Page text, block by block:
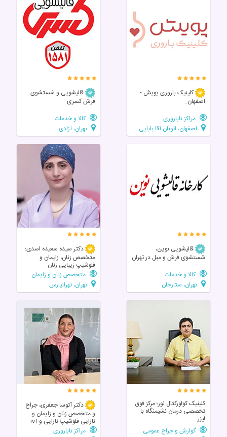
کلینیک باروری پویش -
اصفهان..
مراکز ناباروری
اصفهان، اتوبان آقا بابایی
قالیشویی و شستشوی
فرش کسری
کالا و خدمات
تهران، آزادی
قالیشویی نوین،
شستشوی فرش و مبل در تهران
کالا و خدمات
تهران، ستارخان
دکتر سیده سعیده اسدی؛
متخصص زنان، زایمان و
فلوشیپ زیبایی زنان
متخصص زنان و زایمان
تهران، تهرانپارس
کلینیک کولورکتال نور؛ مرکز فوق‌
تخصصی درمان نشیمنگاه با
لیزر
گوارش و جراح عمومی
دکتر آتوسا جعفری، جراح
و متخصص زنان و زایمان و
نازایی فلوشیپ نازایی و ivf
مراکز ناباروری